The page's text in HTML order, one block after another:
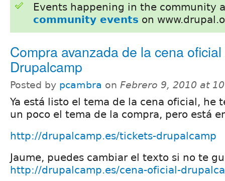
Events happening in the community
community events on
Compra avanzada de la cena oficial
Drupalcamp
Posted by pcambra on Febrero 9, 2010 at
Ya está listo el tema de la cena oficial, he
un poco el tema de la compra, pero está
http://drupalcamp.es/tickets-drupalcamp
Jaume, puedes cambiar el texto si no te
http://drupalcamp.es/cena-oficial-